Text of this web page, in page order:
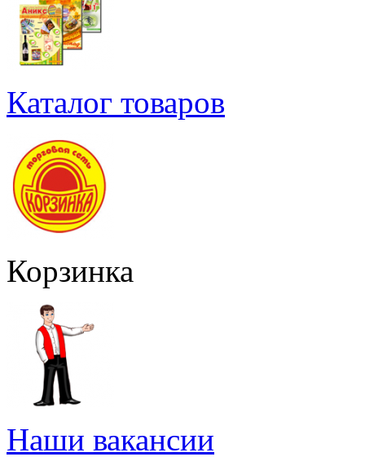
Каталог товаров
Корзинка
Наши вакансии